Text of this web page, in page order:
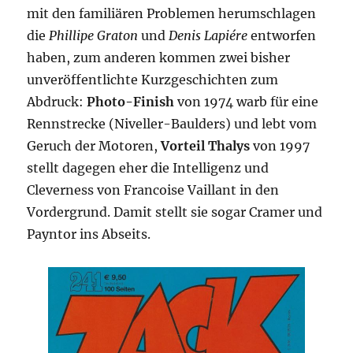
mit den familiären Problemen herumschlagen
die Phillipe Graton und Denis Lapiére entworfen
haben, zum anderen kommen zwei bisher
unveröffentlichte Kurzgeschichten zum
Abdruck:Photo-Finish von 1974 warb für eine
Rennstrecke (Niveller-Baulders) und lebt vom
Geruch der Motoren,Vorteil Thalys von 1997
stellt dagegen eher die Intelligenz und
Cleverness von Francoise Vaillant in den
Vordergrund. Damit stellt sie sogar Cramer und
Payntor ins Abseits.